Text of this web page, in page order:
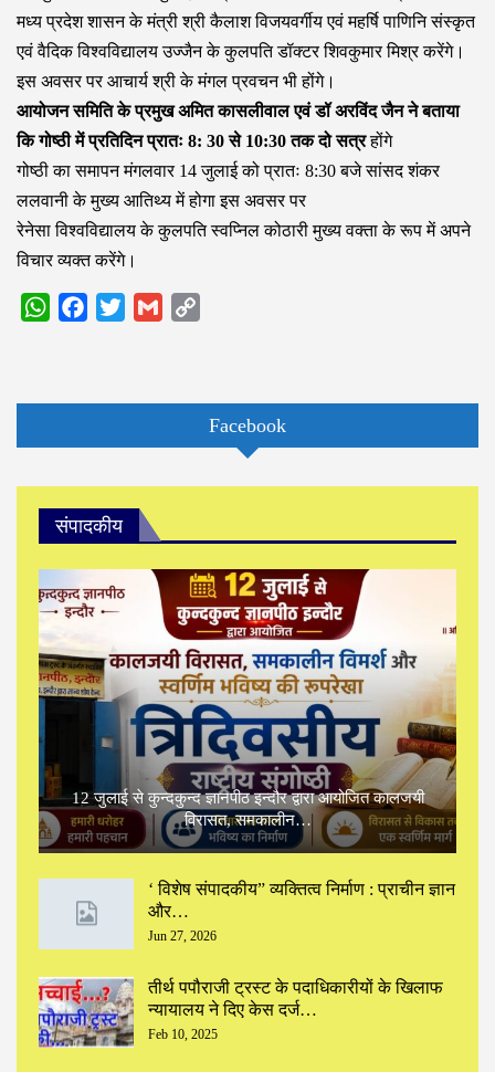
मध्य प्रदेश शासन के मंत्री श्री कैलाश विजयवर्गीय एवं महर्षि पाणिनि संस्कृत
एवं वैदिक विश्वविद्यालय उज्जैन के कुलपति डॉक्टर शिवकुमार मिश्र करेंगे।
इस अवसर पर आचार्य श्री के मंगल प्रवचन भी होंगे।
आयोजन समिति के प्रमुख अमित कासलीवाल एवं डॉ अरविंद जैन ने बताया
कि गोष्ठी में प्रतिदिन प्रातः 8: 30 से 10:30 तक दो सत्रहोंगे
गोष्ठी का समापन मंगलवार 14 जुलाई को प्रातः 8:30 बजे सांसद शंकर
ललवानी के मुख्य आतिथ्य में होगा इस अवसर पर
रेनेसा विश्वविद्यालय के कुलपति स्वप्निल कोठारी मुख्य वक्ता के रूप में अपने
विचार व्यक्त करेंगे।
WhatsAppFacebook
Twitter Gmail
Facebook
संपादकीय
12 जुलाई से कुन्दकुन्द ज्ञानपीठ इन्दौर द्वारा आयोजित कालजयी
विरासत, समकालीन…
‘ विशेष संपादकीय” ‌व्यक्तित्व निर्माण : प्राचीन ज्ञान
और…
Jun 27, 2026
तीर्थ पपौराजी ट्रस्ट के पदाधिकारीयों के खिलाफ
न्यायालय ने दिए केस दर्ज…
Feb 10, 2025